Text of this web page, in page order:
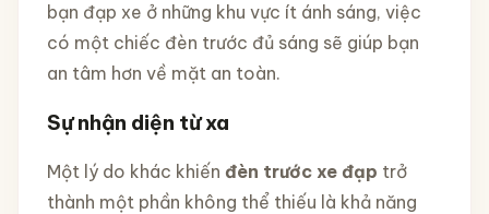
bạn đạp xe ở những khu vực ít ánh sáng, việc
có một chiếc đèn trước đủ sáng sẽ giúp bạn
an tâm hơn về mặt an toàn.
Sự nhận diện từ xa
Một lý do khác khiến đèn trước xe đạp trở
thành một phần không thể thiếu là khả năng